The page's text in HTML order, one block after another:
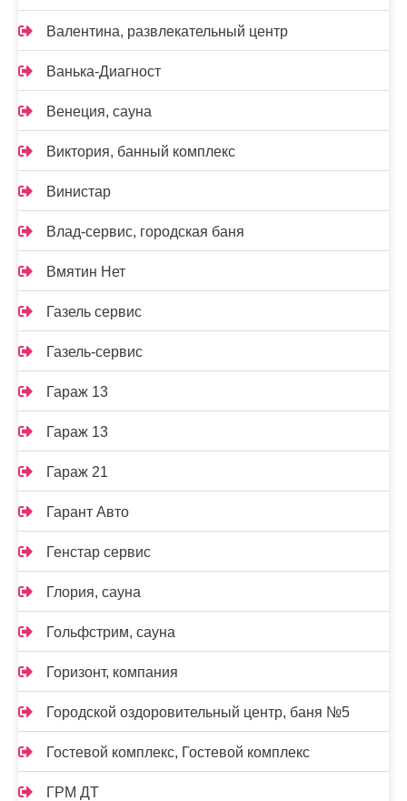
Валентина, развлекательный центр
Ванька-Диагност
Венеция, сауна
Виктория, банный комплекс
Винистар
Влад-сервис, городская баня
Вмятин Нет
Газель сервис
Газель-сервис
Гараж 13
Гараж 13
Гараж 21
Гарант Авто
Генстар сервис
Глория, сауна
Гольфстрим, сауна
Горизонт, компания
Городской оздоровительный центр, баня №5
Гостевой комплекс, Гостевой комплекс
ГРМ ДТ